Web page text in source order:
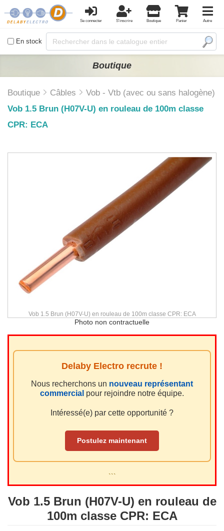
Se connecter S'inscrire Boutique Panier Autre
En stock
Boutique
Boutique Câbles
Vob - Vtb (avec ou sans halogène)
Vob 1.5 Brun (H07V-U) en rouleau de 100m classe
CPR: ECA
Vob 1.5 Brun (H07V-U) en rouleau de 100m classe CPR: ECA
Photo non contractuelle
Delaby Electro recrute !
Nous recherchons un nouveau représentant
commercial pour rejoindre notre équipe.
Intéressé(e) par cette opportunité ?
Postulez maintenant
```
Vob 1.5 Brun (H07V-U) en rouleau de
100m classe CPR: ECA